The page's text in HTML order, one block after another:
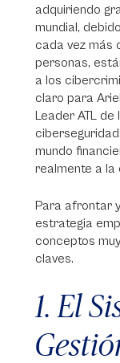
adquiriendo
mundial,
cada vez más
personas,
a los
claro para
Leader ATL
mundo
realmente a la
Para afrontar
estrategia
conceptos
claves.
1. El